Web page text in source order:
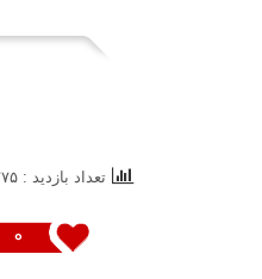
0
تعداد بازدید : ۷۷۵